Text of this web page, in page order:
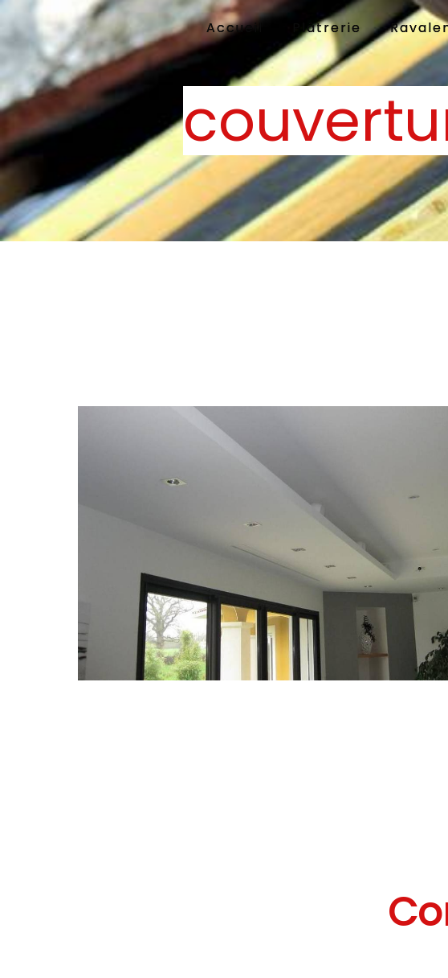
Accueil Plâtrerie
Panneau de gestion des cookies